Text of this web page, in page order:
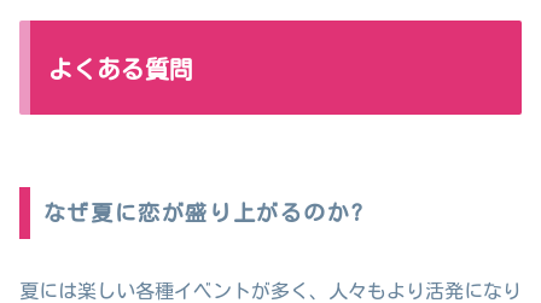
よくある質問
なぜ夏に恋が盛り上がるのか?
夏には楽しい各種イベントが多く、人々もより活発になり